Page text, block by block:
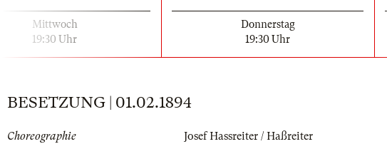
Mittwoch
19:30 Uhr
Donnerstag
19:30 Uhr
BESETZUNG | 01.02.1894
Choreographie
Josef Hassreiter / Haßreiter